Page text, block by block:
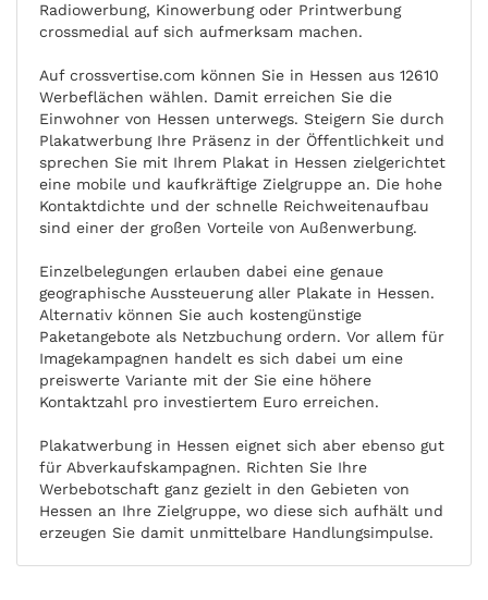
Radiowerbung, Kinowerbung oder Printwerbung
crossmedial auf sich aufmerksam machen.
Auf crossvertise.com können Sie in Hessen aus 12610
Werbeflächen wählen. Damit erreichen Sie die
Einwohner von Hessen unterwegs. Steigern Sie durch
Plakatwerbung Ihre Präsenz in der Öffentlichkeit und
sprechen Sie mit Ihrem Plakat in Hessen zielgerichtet
eine mobile und kaufkräftige Zielgruppe an. Die hohe
Kontaktdichte und der schnelle Reichweitenaufbau
sind einer der großen Vorteile von Außenwerbung.
Einzelbelegungen erlauben dabei eine genaue
geographische Aussteuerung aller Plakate in Hessen.
Alternativ können Sie auch kostengünstige
Paketangebote als Netzbuchung ordern. Vor allem für
Imagekampagnen handelt es sich dabei um eine
preiswerte Variante mit der Sie eine höhere
Kontaktzahl pro investiertem Euro erreichen.
Plakatwerbung in Hessen eignet sich aber ebenso gut
für Abverkaufskampagnen. Richten Sie Ihre
Werbebotschaft ganz gezielt in den Gebieten von
Hessen an Ihre Zielgruppe, wo diese sich aufhält und
erzeugen Sie damit unmittelbare Handlungsimpulse.